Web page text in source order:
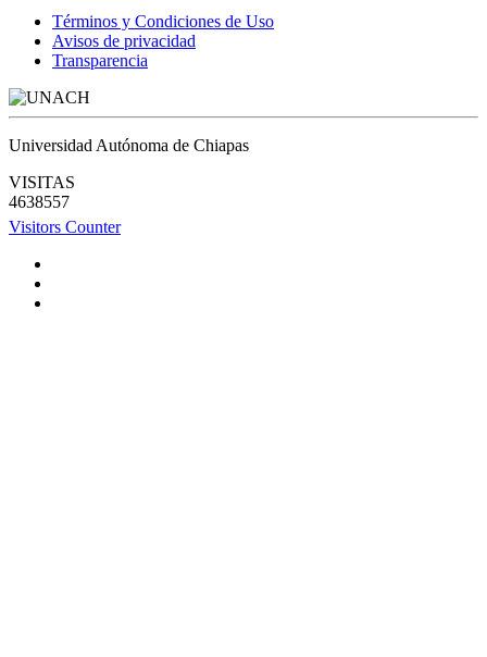
Términos y Condiciones de Uso
Avisos de privacidad
Transparencia
Universidad Autónoma de Chiapas
VISITAS
4638557
Visitors Counter